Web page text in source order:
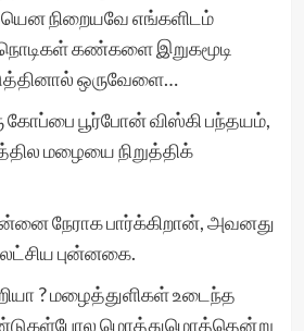
நிறையவே எங்களிடம்
கண்களை இறுகமூடி
ஒருவேளை…
பூர்போன் விஸ்கி பந்தயம்,
மழையை நிறுத்திக்
நேராக பார்க்கிறான், அவனது
புன்னகை.
? மழைத்துளிகள் உடைந்த
மொத்துமொத்தென்று